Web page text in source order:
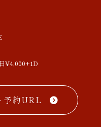
¥4,000+1D
予約URL